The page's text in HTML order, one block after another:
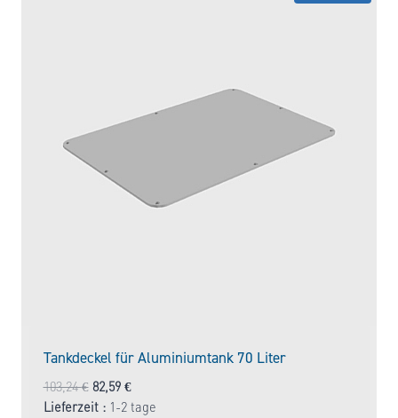
Tankdeckel für Aluminiumtank 70 Liter
103,24€ Ursprünglicher
Preis
82,59 €Aktueller
Preis
Lieferzeit : 1-2 tage